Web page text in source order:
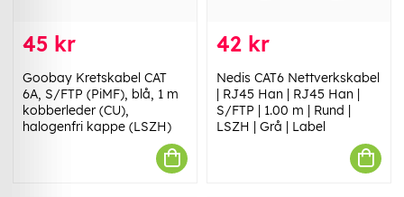
45 kr
Goobay Kretskabel CAT
6A, S/FTP (PiMF), blå, 1 m
kobberleder (CU),
halogenfri kappe (LSZH)
42 kr
Nedis CAT6 Nettverkskabel
| RJ45 Han | RJ45 Han |
S/FTP | 1.00 m | Rund |
LSZH | Grå | Label